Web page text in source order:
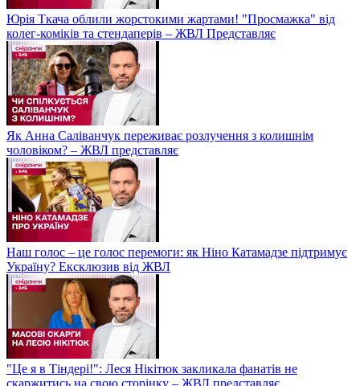
Юрія Ткача облили жорстокими жартами! "Просмажка" від
колег-коміків та стендаперів – ЖВЛ Представляє
Як Анна Саліванчук переживає розлучення з колишнім
чоловіком? – ЖВЛ представляє
Наш голос – це голос перемоги: як Ніно Катамадзе підтримує
Україну? Ексклюзив від ЖВЛ
"Це я в Тіндері!": Леся Нікітюк закликала фанатів не
скаржитись на свою сторінку – ЖВЛ представляє